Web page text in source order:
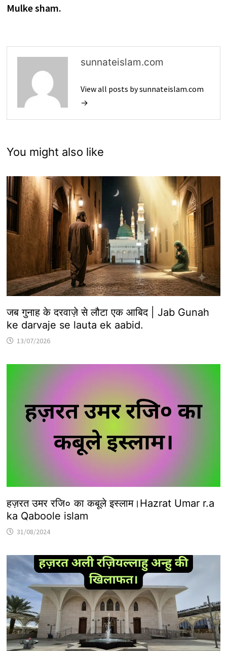
Mulke sham.
sunnateislam.com
View all posts by sunnateislam.com
→
You might also like
जब गुनाह के दरवाज़े से लौटा एक आबिद | Jab Gunah
ke darvaje se lauta ek aabid.
13/07/2026
हज़रत उमर रजि० का कबूले इस्लाम।Hazrat Umar r.a
ka Qaboole islam
31/08/2024